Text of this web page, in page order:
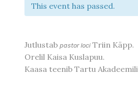
This event has passed.
Jutlustab pastor lociTriin Käpp.
Orelil Kaisa Kuslapuu.
Kaasa teenib Tartu